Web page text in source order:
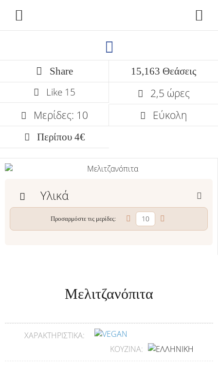
Share 15,163 Θεάσεις
Like 15
2,5 ώρες
Μερίδες: 10
Εύκολη
Περίπου 4€
Υλικά
Προσαρμόστε τις μερίδες:
Μελιτζανόπιτα
ΧΑΡΑΚΤΗΡΙΣΤΙΚΆ:
ΚΟΥΖΊΝΑ: